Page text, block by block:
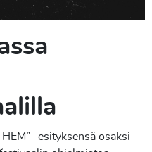
-esityksensä osaksi